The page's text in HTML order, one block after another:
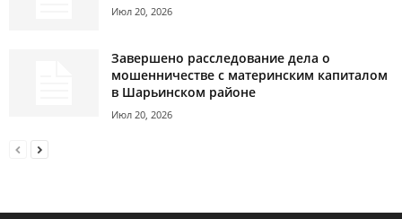
Июл 20, 2026
Завершено расследование дела о
мошенничестве с материнским капиталом
в Шарьинском районе
Июл 20, 2026